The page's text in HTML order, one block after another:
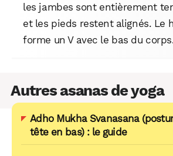
les jambes sont entièrement
et les pieds restent alignés. Le
forme un V avec le bas du
Autres asanas de yoga
Adho Mukha Svanasana
tête en bas) : le guide